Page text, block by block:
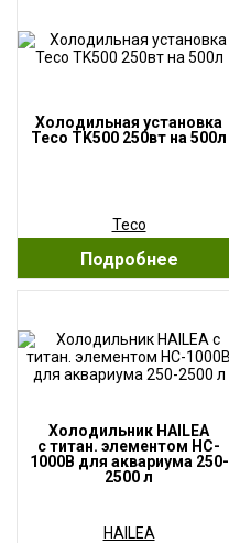
Холодильная установка
Teco TK500 250вт на 500л
Teco
Подробнее
Холодильник HAILEA
с титан. элементом HC-
1000B для аквариума 250-
2500 л
HAILEA